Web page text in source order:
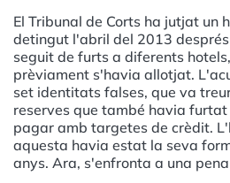
El Tribunal de Corts ha jutjat un
detingut l'abril del 2013
seguit de furts a diferents
prèviament s'havia allotjat.
set identitats falses, que va
reserves que també havia
pagar amb targetes de crèdit.
aquesta havia estat la seva
anys. Ara, s'enfronta a una